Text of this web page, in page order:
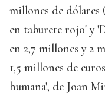
millones de dólares
en taburete rojo' y
en 2,7 millones y 2
1,5 millones de
humana', de Joan